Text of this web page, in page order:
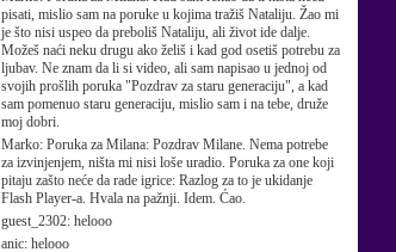
pisati, mislio sam na poruke u kojima tražiš Nataliju. Žao mi
je što nisi uspeo da preboliš Nataliju, ali život ide dalje.
Možeš naći neku drugu ako želiš i kad god osetiš potrebu za
ljubav. Ne znam da li si video, ali sam napisao u jednoj od
svojih prošlih poruka "Pozdrav za staru generaciju", a kad
sam pomenuo staru generaciju, mislio sam i na tebe, druže
moj dobri.
Marko: Poruka za Milana: Pozdrav Milane. Nema potrebe
za izvinjenjem, ništa mi nisi loše uradio. Poruka za one koji
pitaju zašto neće da rade igrice: Razlog za to je ukidanje
Flash Player-a. Hvala na pažnji. Idem. Ćao.
guest_2302: helooo
anic: helooo